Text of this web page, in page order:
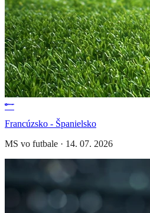
Francúzsko - Španielsko
MS vo futbale · 14. 07. 2026